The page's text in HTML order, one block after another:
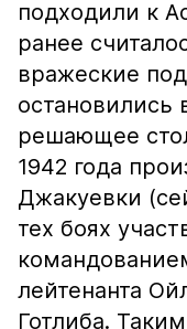
подходили к
ранее
вражеские
остановились
решающее
1942 года
Джакуевки
тех боях
лейтенанта
Готлиба.